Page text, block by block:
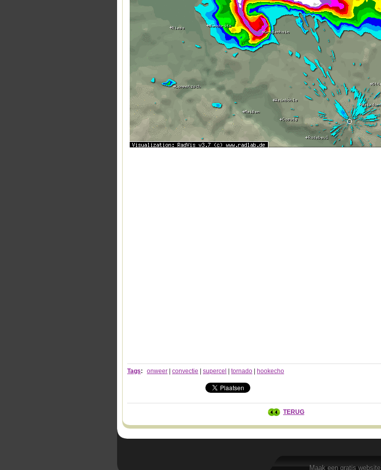
Tags: onweer convectie supercel tornado hookecho
TERUG
Maak een gratis website